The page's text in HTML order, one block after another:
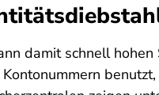
damit schnell